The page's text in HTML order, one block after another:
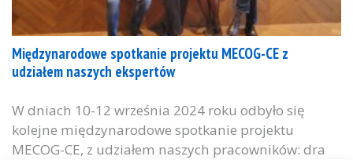
Międzynarodowe spotkanie projektu MECOG-CE z
udziałem naszych ekspertów
W dniach 10-12 września 2024 roku odbyło się
kolejne międzynarodowe spotkanie projektu
MECOG-CE, z udziałem naszych pracowników: dra